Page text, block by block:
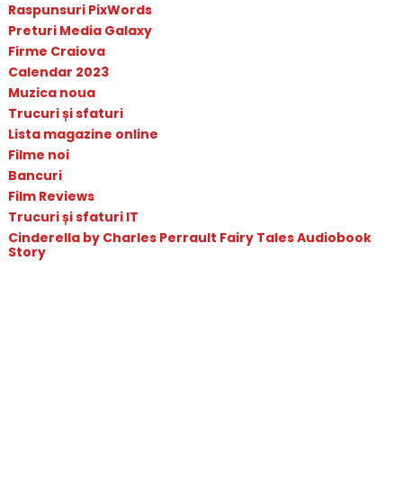
Raspunsuri PixWords
Preturi Media Galaxy
Firme Craiova
Calendar 2023
Muzica noua
Trucuri și sfaturi
Lista magazine online
Filme noi
Bancuri
Film Reviews
Trucuri și sfaturi IT
Cinderella by Charles Perrault Fairy Tales Audiobook
Story